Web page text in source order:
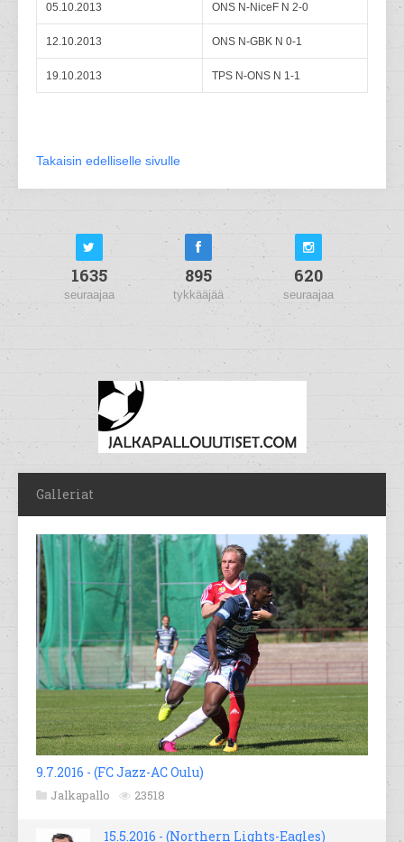
05.10.2013 ONS N-NiceF N 2-0
12.10.2013 ONS N-GBK N 0-1
19.10.2013 TPS N-ONS N 1-1
Takaisin edelliselle sivulle
1635
seuraajaa
895
tykkääjää
620
seuraajaa
Galleriat
9.7.2016 - (FC Jazz-AC Oulu)
Jalkapallo 23518
15.5.2016 - (Northern Lights-Eagles)